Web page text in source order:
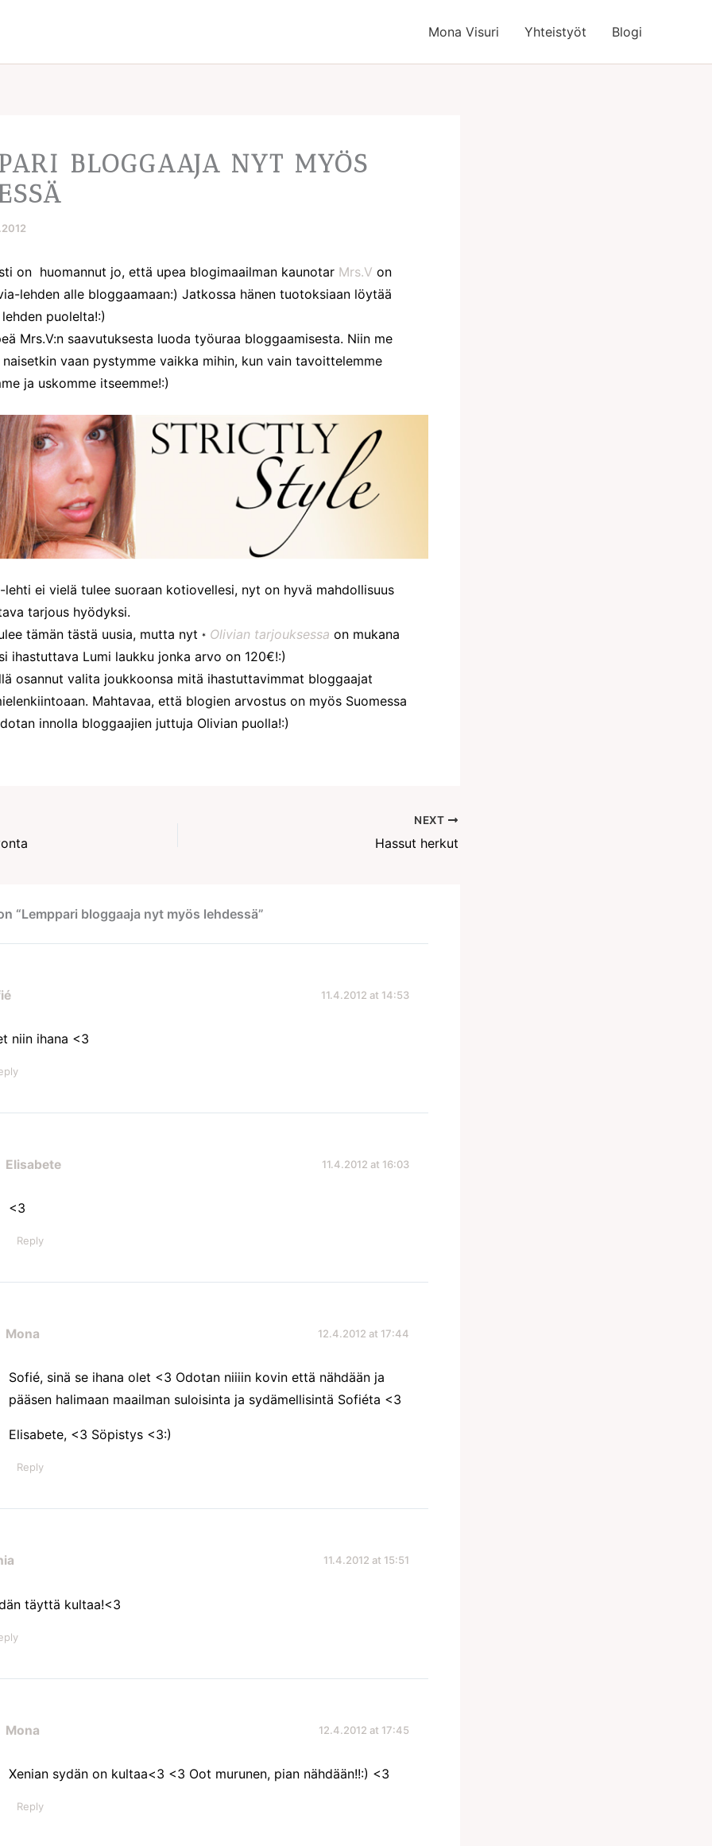
Mona Visuri Yhteistyöt Blogi
BLOGGAAJA NYT MYÖS
on huomannut jo, että upea blogimaailman kaunotar Mrs.V on
lehden alle bloggaamaan:) Jatkossa hänen tuotoksiaan löytää
puolelta!:)
Mrs.V:n saavutuksesta luoda työuraa bloggaamisesta. Niin me
vaan pystymme vaikka mihin, kun vain tavoittelemme
ja uskomme itseemme!:)
lehti ei vielä tulee suoraan kotiovellesi, nyt on hyvä mahdollisuus
tarjous hyödyksi.
tämän tästä uusia, mutta nyt * Olivian tarjouksessa on mukana
ihastuttava Lumi laukku jonka arvo on 120€!:)
osannut valita joukkoonsa mitä ihastuttavimmat bloggaajat
Mahtavaa, että blogien arvostus on myös Suomessa
innolla bloggaajien juttuja Olivian puolla!:)
NEXT
Hassut herkut
“Lemppari bloggaaja nyt myös lehdessä”
11.4.2012 at 14:53
niin ihana <3
Elisabete 11.4.2012 at 16:03
<3
Reply
Mona 12.4.2012 at 17:44
Sofié, sinä se ihana olet <3 Odotan niiiin kovin että nähdään ja
pääsen halimaan maailman suloisinta ja sydämellisintä Sofiéta <3
Elisabete, <3 Söpistys <3:)
Reply
11.4.2012 at 15:51
täyttä kultaa!<3
Mona 12.4.2012 at 17:45
Xenian sydän on kultaa<3 <3 Oot murunen, pian nähdään!!:) <3
Reply